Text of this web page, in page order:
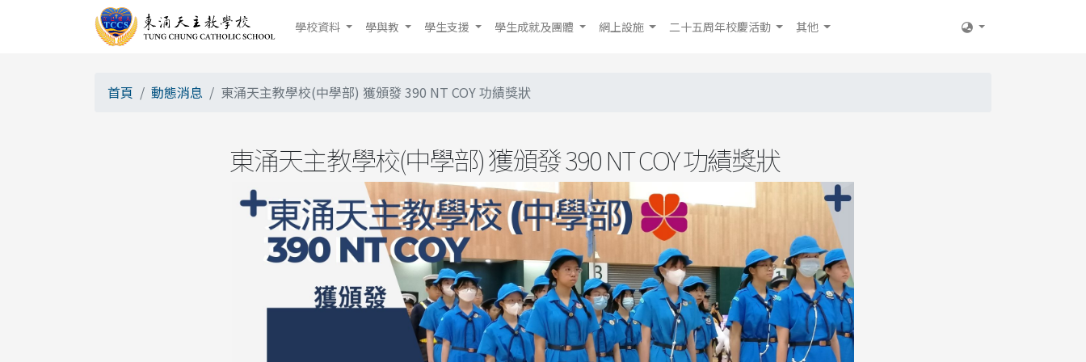
學校資料 學與教 學生支援 學生成就及團體 網上設施 二十五周年校慶活動 其他
首頁 動態消息 東涌天主教學校(中學部) 獲頒發 390 NT COY 功績獎狀
東涌天主教學校(中學部) 獲頒發 390 NT COY 功績獎狀